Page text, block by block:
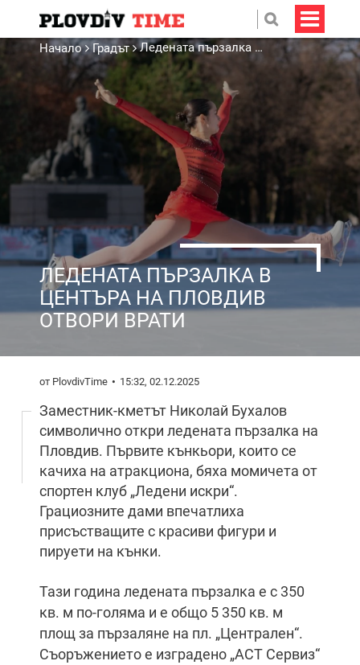
Начало Градът Ледената пързалка в центъра на Пловдив отвори врати
ЛЕДЕНАТА ПЪРЗАЛКА В
ЦЕНТЪРА НА ПЛОВДИВ
ОТВОРИ ВРАТИ
от PlovdivTime 15:32, 02.12.2025
Заместник-кметът Николай Бухалов
символично откри ледената пързалка на
Пловдив. Първите кънкьори, които се
качиха на атракциона, бяха момичета от
спортен клуб „Ледени искри“.
Грациозните дами впечатлиха
присъстващите с красиви фигури и
пируети на кънки.
Тази година ледената пързалка е с 350
кв. м по-голяма и е общо 5 350 кв. м
площ за пързаляне на пл. „Централен“.
Съоръжението е изградено „АСТ Сервиз“